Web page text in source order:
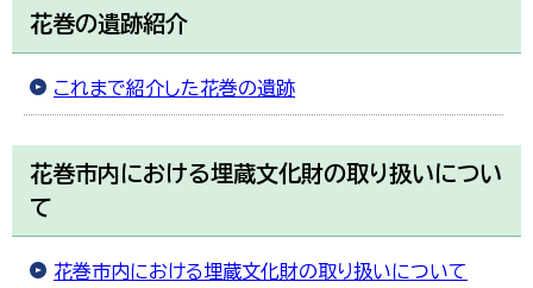
花巻の遺跡紹介
これまで紹介した花巻の遺跡
花巻市内における埋蔵文化財の取り扱いについ
て
花巻市内における埋蔵文化財の取り扱いについて